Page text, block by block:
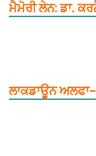
ਮੈਮੋਰੀ ਲੇਨ: ਡਾ.
ਲਾਕਡਾਊਨ